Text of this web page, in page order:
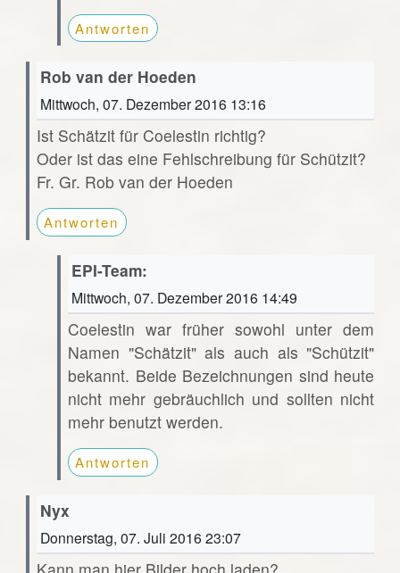
Antworten
Rob van der Hoeden
Mittwoch, 07. Dezember 2016 13:16
Ist Schätzit für Coelestin richtig?
Oder ist das eine Fehlschreibung für Schützit?
Fr. Gr. Rob van der Hoeden
Antworten
EPI-Team:
Mittwoch, 07. Dezember 2016 14:49
Coelestin war früher sowohl unter dem
Namen "Schätzit" als auch als "Schützit"
bekannt. Beide Bezeichnungen sind heute
nicht mehr gebräuchlich und sollten nicht
mehr benutzt werden.
Antworten
Nyx
Donnerstag, 07. Juli 2016 23:07